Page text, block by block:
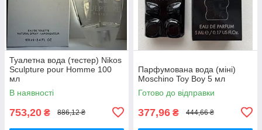
Туалетна вода (тестер) Nikos
Sculpture pour Homme 100
мл
В наявності
753,20 ₴ 886,12 ₴
Парфумована вода (міні)
Moschino Toy Boy 5 мл
Готово до відправки
377,96 ₴ 444,66 ₴